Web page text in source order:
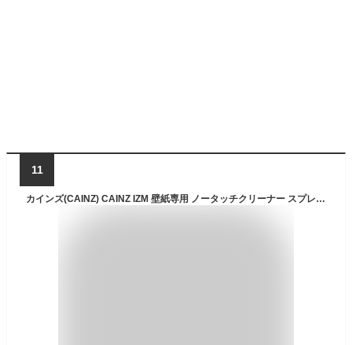
11
カインズ(CAINZ) CAINZ IZM 壁紙専用 ノータッチクリーナー スプレー 300g アルカリ性 除菌成分配合 ビニールクロス専用 ヤニ 手垢 油汚れ